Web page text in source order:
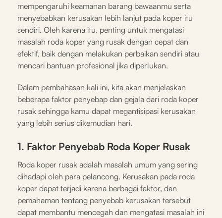
mempengaruhi keamanan barang bawaanmu serta
menyebabkan kerusakan lebih lanjut pada koper itu
sendiri. Oleh karena itu, penting untuk mengatasi
masalah roda koper yang rusak dengan cepat dan
efektif, baik dengan melakukan perbaikan sendiri atau
mencari bantuan profesional jika diperlukan.
Dalam pembahasan kali ini, kita akan menjelaskan
beberapa faktor penyebap dan gejala dari roda koper
rusak sehingga kamu dapat megantisipasi kerusakan
yang lebih serius dikemudian hari.
1. Faktor Penyebab Roda Koper Rusak
Roda koper rusak adalah masalah umum yang sering
dihadapi oleh para pelancong. Kerusakan pada roda
koper dapat terjadi karena berbagai faktor, dan
pemahaman tentang penyebab kerusakan tersebut
dapat membantu mencegah dan mengatasi masalah ini